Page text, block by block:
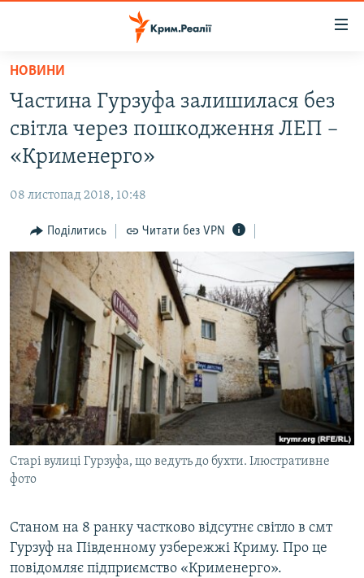
Перейти
основного
матеріалу
Перейти
до
основної
Перейти
до
пошуку
ВІДЕО ТА ФОТО
БЛОГИ
ПОГЛЯД
ІНТЕРВ'Ю
ВСЕ ЗА ДЕНЬ
СПЕЦПРОЕКТИ
ДЕПОРТАЦІЯ
ВІДЕОУРОКИ «ELIFBE»
СВІДЧЕННЯ ОКУПАЦІЇ
УКРАЇНСЬКА ПРОБЛЕМА КРИМУ
ІНФОГРАФІКА
ЯК ОБІЙТИ БЛОКУВАННЯ
Русский
Qırımtatar
ДОЛУЧАЙСЯ!
Усі сайти RFE/RL
НОВИНИ
Частина Гурзуфа залишилася без
світла через пошкодження ЛЕП –
«Крименерго»
08 листопад 2018, 10:48
Поділитись Читати без VPN
Старі вулиці Гурзуфа, що ведуть до бухти. Ілюстративне
фото
Станом на 8 ранку частково відсутнє світло в смт
Гурзуф на Південному узбережжі Криму. Про це
повідомляє підприємство «Крименерго».